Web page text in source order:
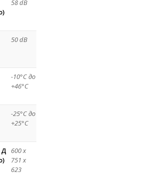
58 dB
50 dB
-10°С до
+46°С
-25°С до
+25°С
Д
600 x
751 x
623